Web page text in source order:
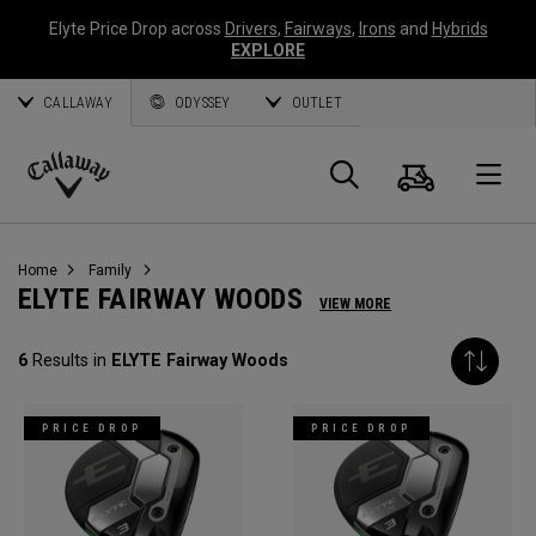
Elyte Price Drop across Drivers, Fairways, Irons and Hybrids
EXPLORE
CALLAWAY ODYSSEY OUTLET
Callaway
Panier
Home Family
ELYTE FAIRWAY WOODS VIEW MORE
6 Results in ELYTE Fairway Woods
PRICE DROP PRICE DROP